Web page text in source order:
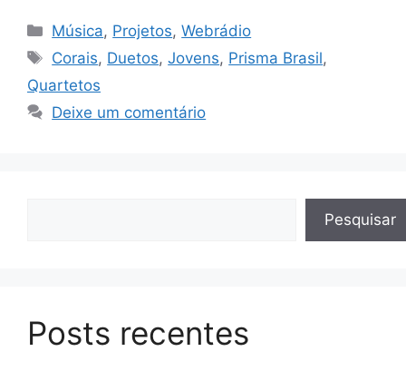
at
s
A
p
e
gr
a
m
s
s
n
c
e
o
itt
er
k
e
g
Categorias
Música, Projetos,Webrádio
Tags
Corais, Duetos,Jovens, Prisma Brasil,
Quartetos
Deixe um comentário
Pesquisar
Posts recentes